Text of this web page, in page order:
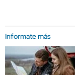
Informate más